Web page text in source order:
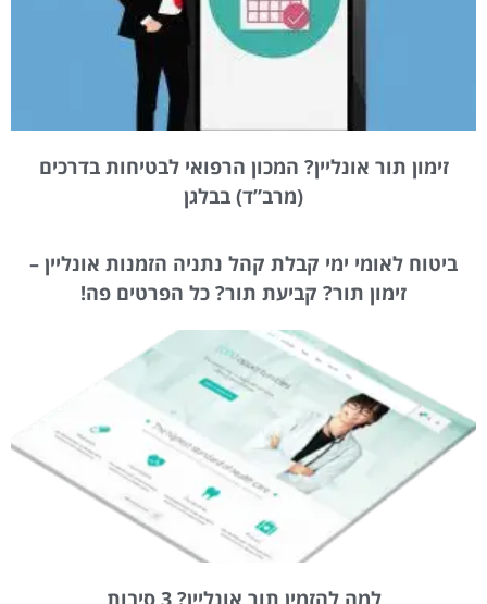
זימון תור אונליין? המכון הרפואי לבטיחות בדרכים
(מרב”ד) בבלגן
ביטוח לאומי ימי קבלת קהל נתניה הזמנות אונליין –
זימון תור? קביעת תור? כל הפרטים פה!